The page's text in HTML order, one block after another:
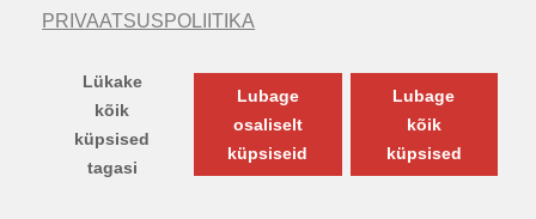
PRIVAATSUSPOLIITIKA
Lükake
kõik
küpsised
tagasi
Lubage
osaliselt
küpsiseid
Lubage
kõik
küpsised